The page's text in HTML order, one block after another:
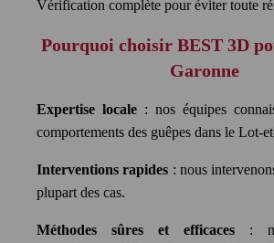
Vérification complète pour éviter toute
Pourquoi choisir BEST 3D
Garonne
Expertise locale : nos équipes
comportements des guêpes dans le Lot-
Interventions rapides : nous
plupart des cas.
Méthodes sûres et efficaces :